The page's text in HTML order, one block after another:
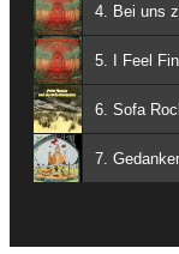
4. Bei uns
5. I Feel
6. Sofa
7.